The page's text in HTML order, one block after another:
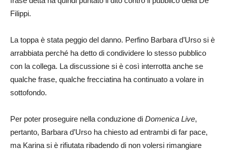
Filippi.
La toppa è stata peggio del danno. Perfino Barbara d’Urso si è
arrabbiata perché ha detto di condividere lo stesso pubblico
con la collega. La discussione si è così interrotta anche se
qualche frase, qualche frecciatina ha continuato a volare in
sottofondo.
Per poter proseguire nella conduzione di Domenica Live,
pertanto, Barbara d’Urso ha chiesto ad entrambi di far pace,
ma Karina si è rifiutata ribadendo di non volersi rimangiare